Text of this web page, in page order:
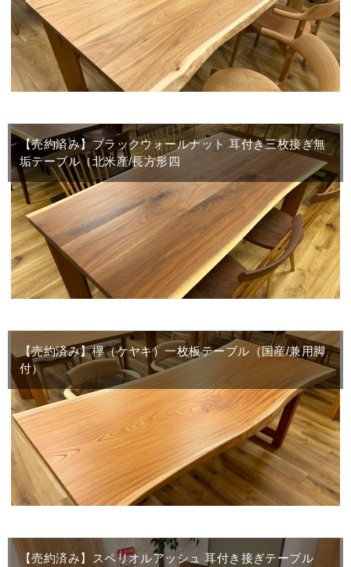
【売約済み】ブラックウォールナット 耳付き三枚接ぎ無
垢テーブル（北米産/長方形四
【売約済み】欅（ケヤキ）一枚板テーブル（国産/兼用脚
付）
【売約済み】スペリオルアッシュ 耳付き接ぎテーブル